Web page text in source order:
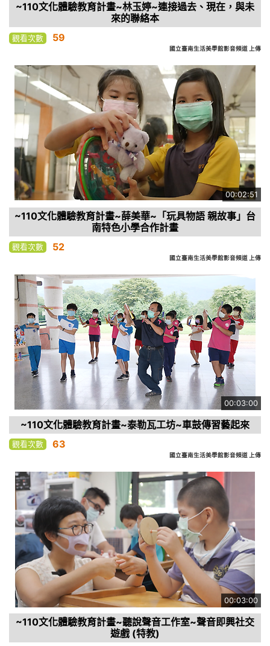
~110文化體驗教育計畫~林玉婷~連接過去、現在，與未
來的聯絡本
觀看次數 59
國立臺南生活美學館影音頻道 上傳
00:02:51
~110文化體驗教育計畫~薛美華~「玩具物語 親故事」台
南特色小學合作計畫
觀看次數 52
國立臺南生活美學館影音頻道 上傳
00:03:00
~110文化體驗教育計畫~泰勒瓦工坊~車鼓傳習藝起來
觀看次數 63
國立臺南生活美學館影音頻道 上傳
00:03:00
~110文化體驗教育計畫~聽說聲音工作室~聲音即興社交
遊戲 (特教)